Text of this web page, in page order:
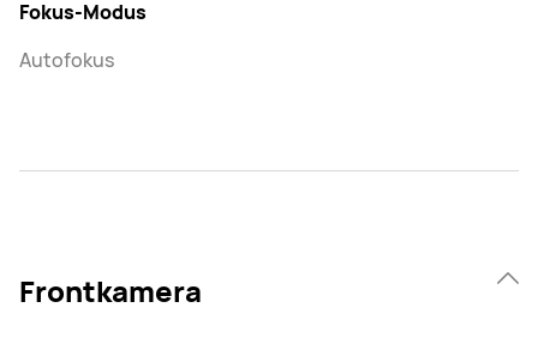
Fokus-Modus
Autofokus
Frontkamera